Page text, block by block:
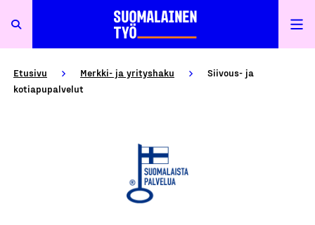
Etusivu Merkki- ja yrityshaku
Siivous- ja
kotiapupalvelut